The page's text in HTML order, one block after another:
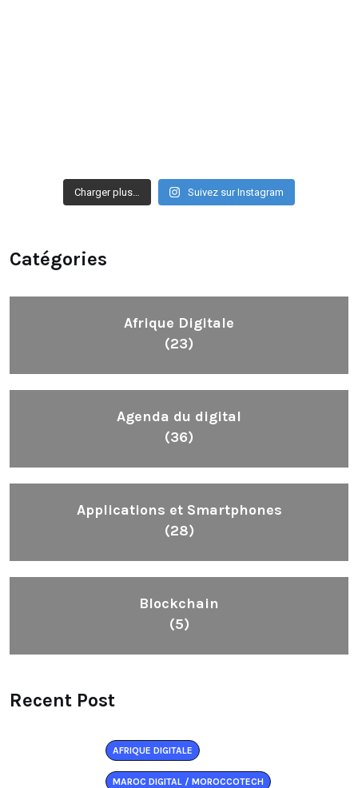
Charger plus… Suivez sur Instagram
Catégories
Afrique Digitale
(23)
Agenda du digital
(36)
Applications et Smartphones
(28)
Blockchain
(5)
Recent Post
AFRIQUE DIGITALE
MAROC DIGITAL / MOROCCOTECH